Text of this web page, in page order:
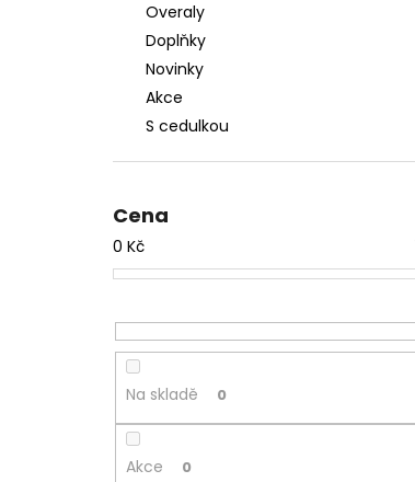
Overaly
Doplňky
Novinky
Akce
S cedulkou
Cena
0 Kč
Na skladě 0
Akce 0